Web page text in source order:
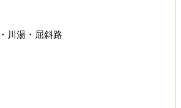
川湯・屈斜路